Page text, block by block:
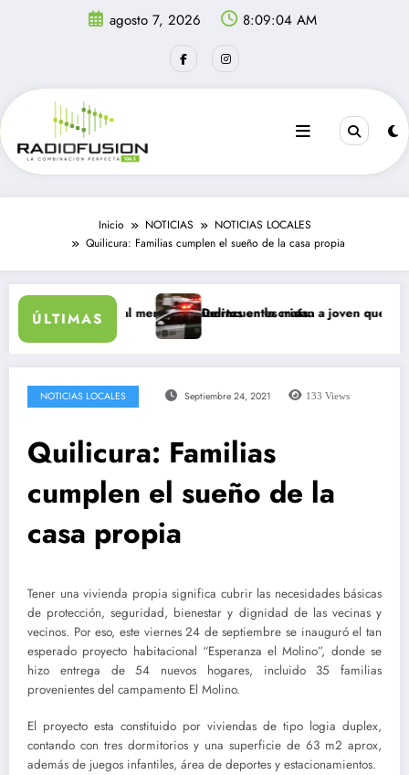
agosto 7, 2026 8:09:04 AM
Inicio NOTICIAS
NOTICIAS LOCALES
Quilicura: Familias cumplen el sueño de la casa propia
ÚLTIMAS
en un día: al menos 34 muertos en la crisis.Delincuentes matan a joven que intentó
NOTICIAS LOCALES Septiembre 24, 2021 133 Views
Quilicura: Familias
cumplen el sueño de la
casa propia
Tener una vivienda propia significa cubrir las necesidades básicas
de protección, seguridad, bienestar y dignidad de las vecinas y
vecinos. Por eso, este viernes 24 de septiembre se inauguró el tan
esperado proyecto habitacional “Esperanza el Molino”, donde se
hizo entrega de 54 nuevos hogares, incluido 35 familias
provenientes del campamento El Molino.
El proyecto esta constituido por viviendas de tipo logia duplex,
contando con tres dormitorios y una superficie de 63 m2 aprox,
además de juegos infantiles, área de deportes y estacionamientos.